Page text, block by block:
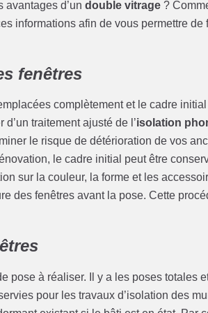
avantages d’undouble vitrage ?
informations afin de vous permettre de
fenêtres
complètement et le cadre
traitement ajusté de l’isolation
le risque de détérioration de vos
le cadre initial peut être
sur la couleur, la forme et les
des fenêtres avant la pose. Cette
pose à réaliser. Il y a les poses totales
pour les travaux d’isolation des